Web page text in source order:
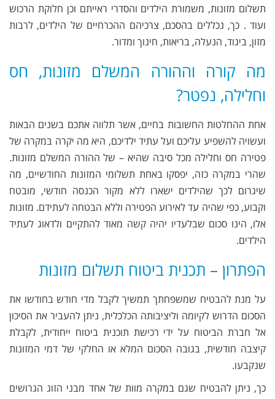
תשלום מזונות, משמורת הילדים והסדרי ראייתם וכן חלוקת הרכוש
ועוד . כך, נכללים בהסכם, צרכיהם ההכרחיים של הילדים, לרבות
מזון, ביגוד, הנעלה, בריאות, חינוך ומדור.
מה קורה וההורה המשלם מזונות, חס
וחלילה, נפטר?
אחת ההחלטות החשובות בחיים, אשר תלווה אתכם בשנים הבאות
ועשויה להשפיע עליכם ועל עתיד ילדיכם, היא מה יקרה במקרה של
פטירה חס וחלילה מכל סיבה שהיא – של ההורה המשלם מזונות.
שהרי במקרה כזה, יפסקו באחת תשלומי המזונות החודשיים, מה
שיגרום לכך שהילדים ישארו ללא מקור הכנסה חודשי, מובטח
וקבוע, כפי שהיה עד לאירוע הפטירה וללא הבטחה לעתידם. מזונות
אלו, הינו סכום שבלעדיו יהיה קשה מאוד להתקיים ולדאוג לעתיד
הילדים.
הפתרון – תכנית ביטוח תשלום מזונות
על מנת להבטיח שמשפחתך תמשיך לקבל מדי חודש בחודשו את
הסכום הדרוש לקיומה וליציבותה הכלכלית, ניתן להעביר את הסיכון
אל חברת הביטוח על ידי רכישת תוכנית ביטוח ייחודית, לקבלת
קיצבה חודשית, בגובה הסכום המלא או החלקי של דמי המזונות
שנקבעו.
כך, ניתן להבטיח שגם במקרה מוות של אחד מבני הזוג הגרושים